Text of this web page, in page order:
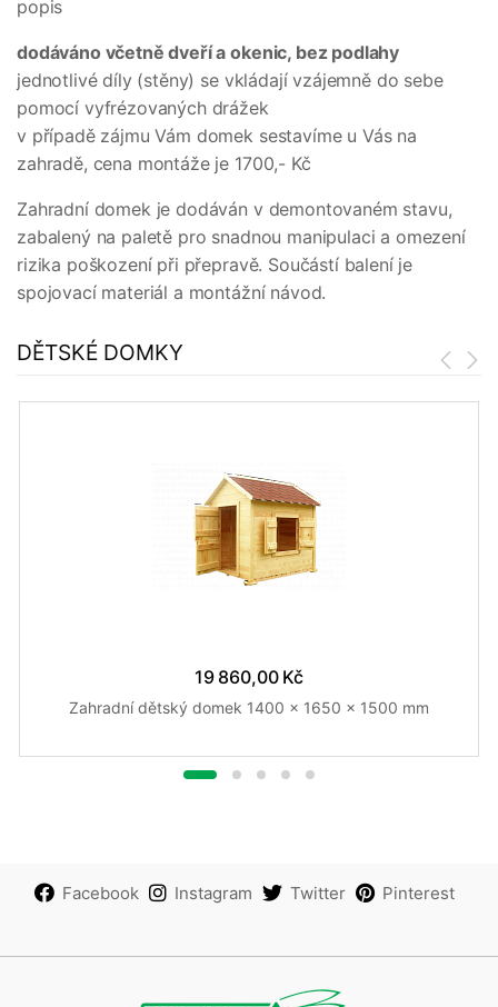
popis
dodáváno včetně dveří a okenic, bez podlahy
jednotlivé díly (stěny) se vkládají vzájemně do sebe
pomocí vyfrézovaných drážek
v případě zájmu Vám domek sestavíme u Vás na
zahradě, cena montáže je 1700,- Kč
Zahradní domek je dodáván v demontovaném stavu,
zabalený na paletě pro snadnou manipulaci a omezení
rizika poškození při přepravě. Součástí balení je
spojovací materiál a montážní návod.
DĚTSKÉ DOMKY
19 860,00 Kč
Zahradní dětský domek 1400 x 1650 x 1500 mm
Facebook Instagram Twitter Pinterest